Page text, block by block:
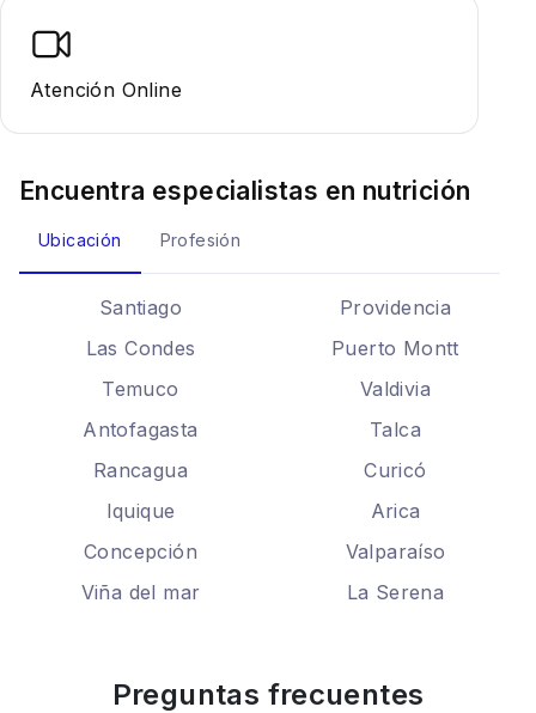
Atención Online
Encuentra especialistas en nutrición
Ubicación Profesión
Santiago
Providencia
Las Condes
Puerto Montt
Temuco
Valdivia
Antofagasta
Talca
Rancagua
Curicó
Iquique
Arica
Concepción
Valparaíso
Viña del mar
La Serena
Preguntas frecuentes